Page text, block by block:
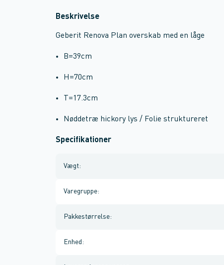
Beskrivelse
Geberit Renova Plan overskab med en låge
B=39cm
H=70cm
T=17.3cm
Nøddetræ hickory lys / Folie struktureret
Specifikationer
Vægt:
Varegruppe:
Pakkestørrelse:
Enhed :